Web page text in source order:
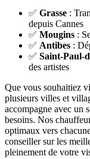
✅ Grasse :
depuis Cannes
✅ Mougins :
✅ Antibes :
✅ Saint-Paul-
des artistes
Que vous souhaitiez
plusieurs villes et
accompagne avec un
besoins. Nos
optimaux vers
conseiller sur les
pleinement de votre